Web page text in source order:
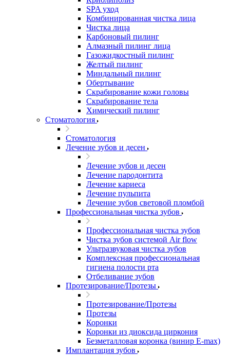
SPA уход
Комбинированная чистка лица
Чистка лица
Карбоновый пилинг
Алмазный пилинг лица
Газожидкостный пилинг
Желтый пилинг
Миндальный пилинг
Обертывание
Скрабирование кожи головы
Скрабирование тела
Химический пилинг
Стоматология
Стоматология
Лечение зубов и десен
Лечение зубов и десен
Лечение пародонтита
Лечение кариеса
Лечение пульпита
Лечение зубов световой пломбой
Профессиональная чистка зубов
Профессиональная чистка зубов
Чистка зубов системой Air flow
Ультразвуковая чистка зубов
Комплексная профессиональная
гигиена полости рта
Отбеливание зубов
Протезирование/Протезы
Протезирование/Протезы
Протезы
Коронки
Коронки из диоксида циркония
Безметалловая коронка (винир E-max)
Имплантация зубов